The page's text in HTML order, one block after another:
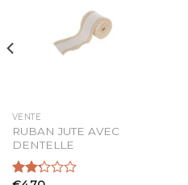
VENTE
RUBAN JUTE AVEC
DENTELLE